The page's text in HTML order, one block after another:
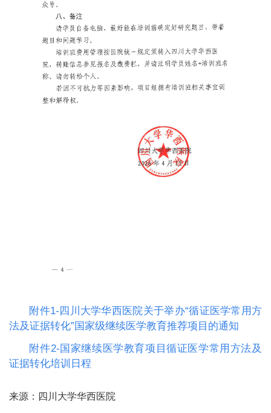
附件1-四川大学华西医院关于举办“循证医学常用方
法及证据转化”国家级继续医学教育推荐项目的通知
附件2-国家继续医学教育项目循证医学常用方法及
证据转化培训日程
来源：四川大学华西医院